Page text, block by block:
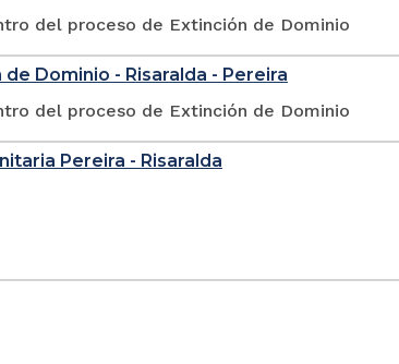
del proceso de Extinción de Dominio
Dominio - Risaralda - Pereira
del proceso de Extinción de Dominio
Pereira - Risaralda